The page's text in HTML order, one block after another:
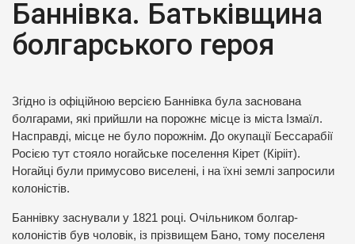
Баннівка. Батьківщина
болгарського героя
Згідно із офіційною версією Баннівка була заснована
болгарами, які прийшли на порожнє місце із міста Ізмаїл.
Насправді, місце не було порожнім. До окупації Бессарабії
Росією тут стояло ногайське поселення Кірет (Кірііт).
Ногайці були примусово виселені, і на їхні землі запросили
колоністів.
Баннівку заснували у 1821 році. Очільником болгар-
колоністів був чоловік, із прізвищем Бано, тому поселеня